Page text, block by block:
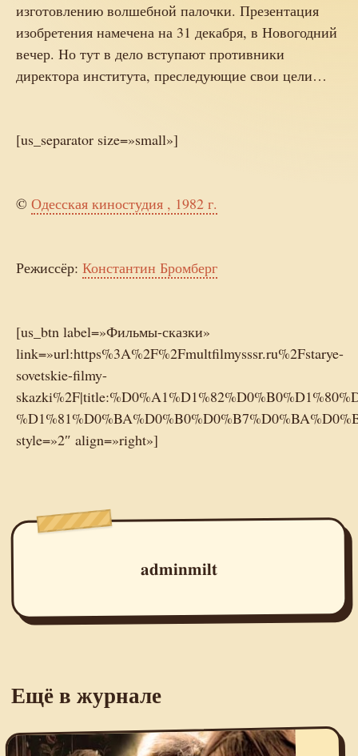
изготовлению волшебной палочки. Презентация
изобретения намечена на 31 декабря, в Новогодний
вечер. Но тут в дело вступают противники
директора института, преследующие свои цели…
[us_separator size=»small»]
© Одесская киностудия , 1982 г.
Режиссёр: Константин Бромберг
[us_btn label=»Фильмы-сказки»
link=»url:https%3A%2F%2Fmultfilmysssr.ru%2Fstarye-
sovetskie-filmy-
style=»2″ align=»right»]
adminmilt
Ещё в журнале